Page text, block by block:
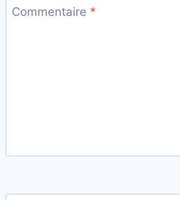
Commentaire *